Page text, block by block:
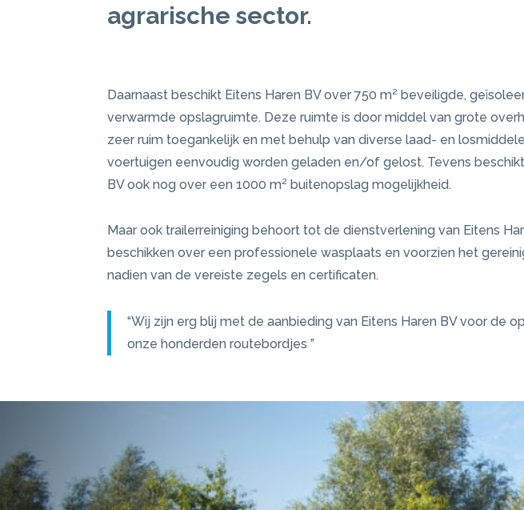
agrarische sector.
Daarnaast beschikt Eitens Haren BV over 750 m² beveiligde,
verwarmde opslagruimte. Deze ruimte is door middel van grote
zeer ruim toegankelijk en met behulp van diverse laad- en
voertuigen eenvoudig worden geladen en/of gelost. Tevens
BV ook nog over een 1000 m² buitenopslag mogelijkheid.
Maar ook trailerreiniging behoort tot de dienstverlening van Eitens
beschikken over een professionele wasplaats en voorzien het
nadien van de vereiste zegels en certificaten.
“Wij zijn erg blij met de aanbieding van Eitens Haren BV voor de
onze honderden routebordjes ”